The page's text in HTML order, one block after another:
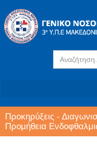
Search
for:
Προκηρύξεις -
Προμήθεια